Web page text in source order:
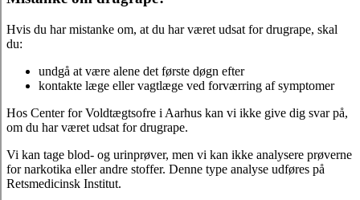
Hvis du har mistanke om, at du har været udsat for drugrape, skal
du:
undgå at være alene det første døgn efter
kontakte læge eller vagtlæge ved forværring af symptomer
Hos Center for Voldtægtsofre i Aarhus kan vi ikke give dig svar på,
om du har været udsat for drugrape.
Vi kan tage blod- og urinprøver, men vi kan ikke analysere prøverne
for narkotika eller andre stoffer. Denne type analyse udføres på
Retsmedicinsk Institut.